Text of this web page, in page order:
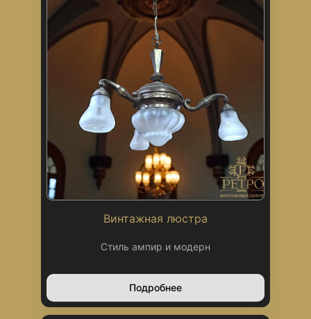
Винтажная люстра
Стиль ампир и модерн
Подробнее